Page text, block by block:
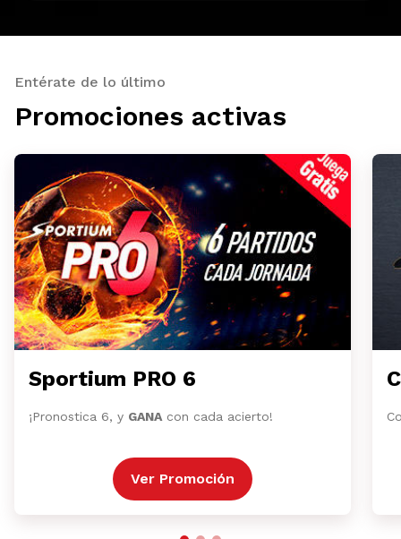
Entérate de lo último
Promociones activas
Sportium PRO 6
¡Pronostica 6, y GANA con cada acierto!
Ver Promoción